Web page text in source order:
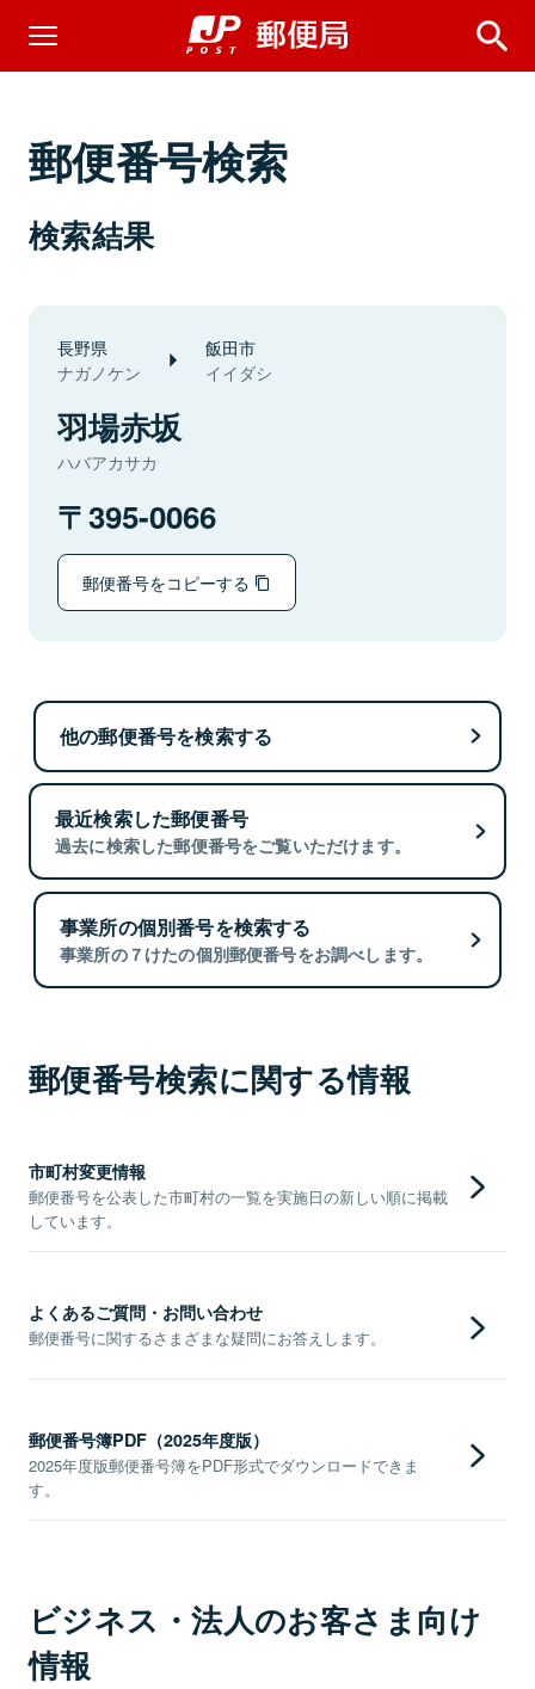
郵便番号検索
検索結果
長野県
ナガノケン
飯田市
イイダシ
羽場赤坂
ハバアカサカ
395-0066
郵便番号をコピーする
他の郵便番号を検索する
最近検索した郵便番号
過去に検索した郵便番号をご覧いただけます。
事業所の個別番号を検索する
事業所の７けたの個別郵便番号をお調べします。
郵便番号検索に関する情報
市町村変更情報
郵便番号を公表した市町村の一覧を実施日の新しい順に掲載
しています。
よくあるご質問・お問い合わせ
郵便番号に関するさまざまな疑問にお答えします。
郵便番号簿PDF（2025年度版）
2025年度版郵便番号簿をPDF形式でダウンロードできま
す。
ビジネス・法人のお客さま向け
情報